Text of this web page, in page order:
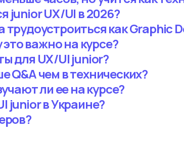
junior UX/UI в 2026?
как Graphic
важно на курсе?
для UX/UI junior?
Q&A чем в технических?
ли ее на курсе?
junior в Украине?